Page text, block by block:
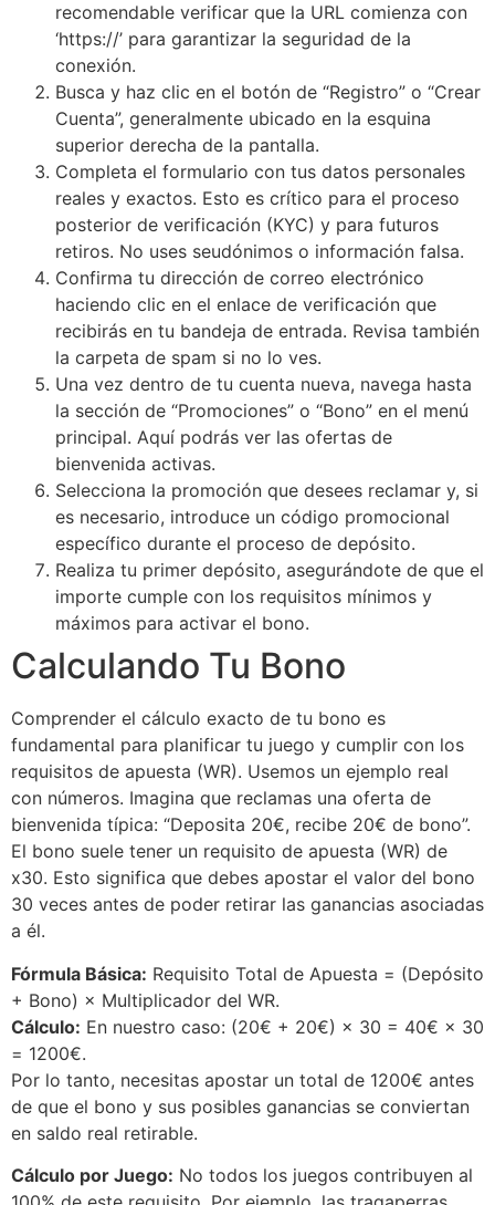
recomendable verificar que la URL comienza con
‘https://’ para garantizar la seguridad de la
conexión.
Busca y haz clic en el botón de “Registro” o “Crear
Cuenta”, generalmente ubicado en la esquina
superior derecha de la pantalla.
Completa el formulario con tus datos personales
reales y exactos. Esto es crítico para el proceso
posterior de verificación (KYC) y para futuros
retiros. No uses seudónimos o información falsa.
Confirma tu dirección de correo electrónico
haciendo clic en el enlace de verificación que
recibirás en tu bandeja de entrada. Revisa también
la carpeta de spam si no lo ves.
Una vez dentro de tu cuenta nueva, navega hasta
la sección de “Promociones” o “Bono” en el menú
principal. Aquí podrás ver las ofertas de
bienvenida activas.
Selecciona la promoción que desees reclamar y, si
es necesario, introduce un código promocional
específico durante el proceso de depósito.
Realiza tu primer depósito, asegurándote de que el
importe cumple con los requisitos mínimos y
máximos para activar el bono.
Calculando Tu Bono
Comprender el cálculo exacto de tu bono es
fundamental para planificar tu juego y cumplir con los
requisitos de apuesta (WR). Usemos un ejemplo real
con números. Imagina que reclamas una oferta de
bienvenida típica: “Deposita 20€, recibe 20€ de bono”.
El bono suele tener un requisito de apuesta (WR) de
x30. Esto significa que debes apostar el valor del bono
30 veces antes de poder retirar las ganancias asociadas
a él.
Fórmula Básica: Requisito Total de Apuesta = (Depósito
+ Bono) × Multiplicador del WR.
Cálculo: En nuestro caso: (20€ + 20€) × 30 = 40€ × 30
= 1200€.
Por lo tanto, necesitas apostar un total de 1200€ antes
de que el bono y sus posibles ganancias se conviertan
en saldo real retirable.
Cálculo por Juego: No todos los juegos contribuyen al